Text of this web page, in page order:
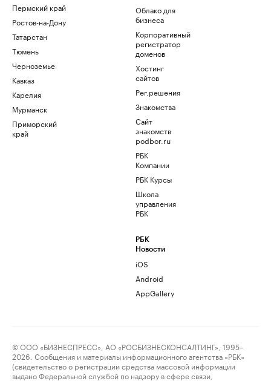
Пермский край
Ростов-на-Дону
Татарстан
Тюмень
Черноземье
Кавказ
Карелия
Мурманск
Приморский
край
Облако для
бизнеса
Корпоративный
регистратор
доменов
Хостинг
сайтов
Рег.решения
Знакомства
Сайт
знакомств
podbor.ru
РБК
Компании
РБК Курсы
Школа
управления
РБК
РБК
Новости
iOS
Android
AppGallery
© ООО «БИЗНЕСПРЕСС», АО «РОСБИЗНЕСКОНСАЛТИНГ», 1995–
2026. Сообщения и материалы информационного агентства «РБК»
(свидетельство о регистрации средства массовой информации
выдано Федеральной службой по надзору в сфере связи,